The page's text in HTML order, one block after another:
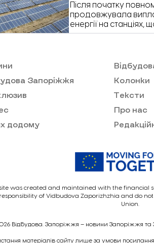
Після початку
продовжувала
енергії на
території
розповів колишній
Запоріжжя
додому
Колонки
Тексти
Про нас
was created and maintained with the financial
of Vidbudova Zaporizhzhia and do
Union.
Відбудова. Запоріжжя – новини Запоріжжя та
матеріалів сайту лише за умови